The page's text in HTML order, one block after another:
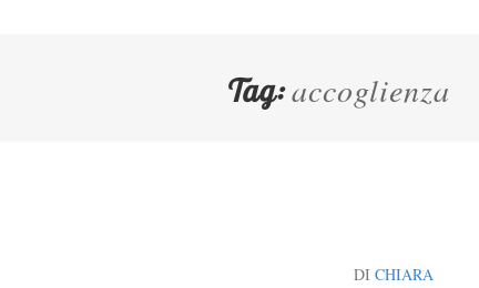
Tag:accoglienza
DI CHIARA